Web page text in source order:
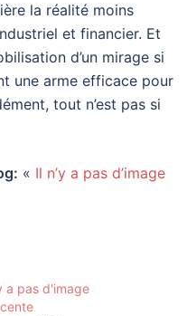
la réalité moins
et financier. Et
d’un mirage si
une arme efficace pour
tout n’est pas si
« Il n’y a pas d’image
a pas d'image